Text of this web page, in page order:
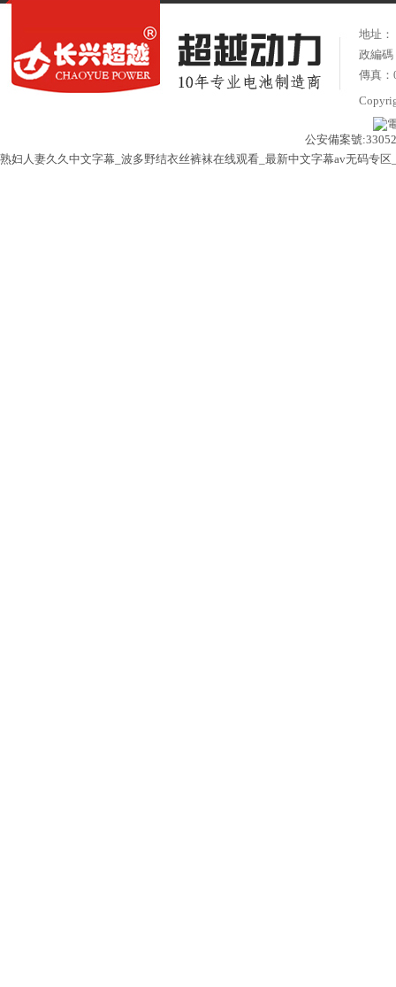
地址
政編
傳真
公安備案號
熟妇人妻久久中文字幕_波多野结衣丝裤袜在线观看_最新中文字幕av无码专区